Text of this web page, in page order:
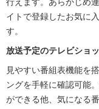
イトで登録したお気に
す。
放送予定のテレビショ
見やすい番組表機能を
ングを手軽に確認可能
ができる他、気になる